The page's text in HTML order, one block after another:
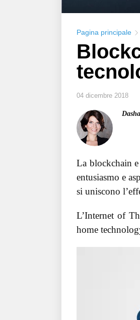
Pagina principale
04 dicembre 2018
La blockchain
entusiasmo e
si uniscono
L’Internet of
home